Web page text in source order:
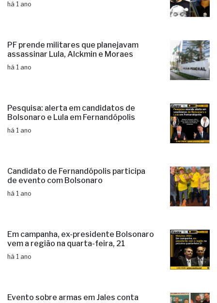
há 1 ano
PF prende militares que planejavam
assassinar Lula, Alckmin e Moraes
há 1 ano
Pesquisa: alerta em candidatos de
Bolsonaro e Lula em Fernandópolis
há 1 ano
Candidato de Fernandópolis participa
de evento com Bolsonaro
há 1 ano
Em campanha, ex-presidente Bolsonaro
vem a região na quarta-feira, 21
há 1 ano
Evento sobre armas em Jales conta